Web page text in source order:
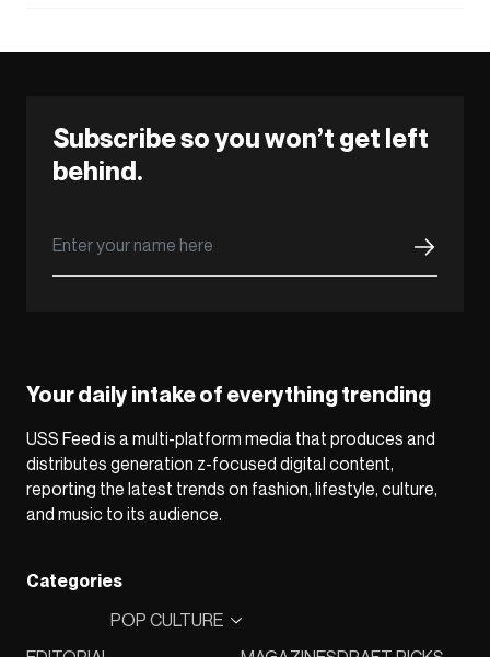
Subscribe so you won’t get left
behind.
Your daily intake of everything trending
USS Feed is a multi-platform media that produces and
distributes generation z-focused digital content,
reporting the latest trends on fashion, lifestyle, culture,
and music to its audience.
Categories
POP CULTURE